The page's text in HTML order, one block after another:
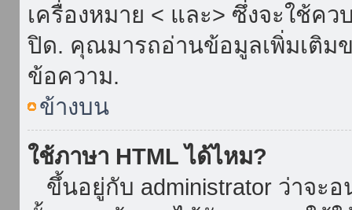
เครื่องหมาย < และ> ซึ่งจะใช้ค
ปิด. คุณมารถอ่านข้อมูลเพิ่มเติม
ข้อความ.
ข้างบน
ใช้ภาษา HTML ได้ไหม?
ขึ้นอยู่กับ administrator ว่าจะ